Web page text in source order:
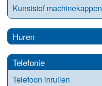
Kunststof machinekappen
Huren
Telefonie
Telefoon inruilen